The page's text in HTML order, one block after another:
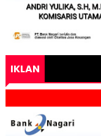
IKLAN